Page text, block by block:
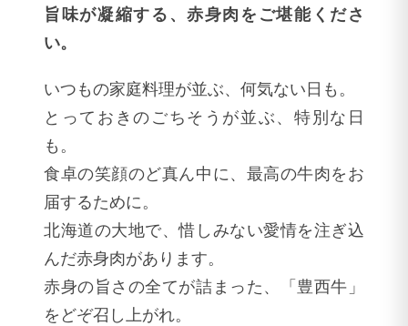
旨味が凝縮する、赤身肉をご堪能くださ
い。
いつもの家庭料理が並ぶ、何気ない日も。
とっておきのごちそうが並ぶ、特別な日
も。
食卓の笑顔のど真ん中に、最高の牛肉をお
届するために。
北海道の大地で、惜しみない愛情を注ぎ込
んだ赤身肉があります。
赤身の旨さの全てが詰まった、「豊西牛」
をどぞ召し上がれ。